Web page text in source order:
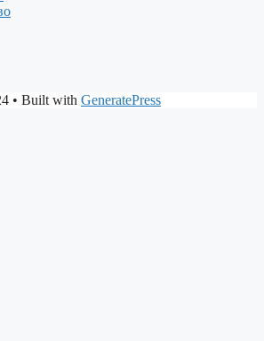
• Built with GeneratePress